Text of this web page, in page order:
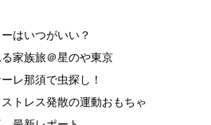
はいつがいい？
家族旅＠星のや東京
レ那須で虫探し！
トレス発散の運動おもちゃ